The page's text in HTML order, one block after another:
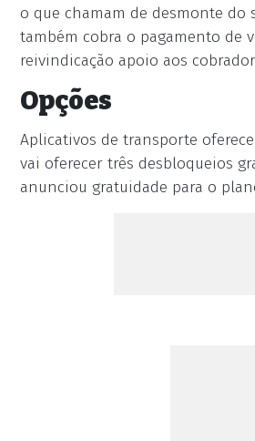
o que chamam de desmonte do
também cobra o pagamento de
reivindicação apoio aos
Opções
Aplicativos de transporte
vai oferecer três desbloqueios
anunciou gratuidade para o